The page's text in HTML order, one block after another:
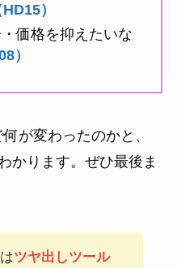
）
価格を抑えたいな
）
が変わったのかと、
かります。ぜひ最後ま
ツヤ出しツール